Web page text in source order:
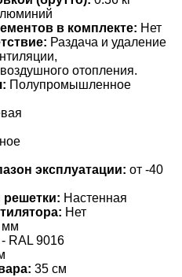
в комплекте: Нет
Раздача и удаление
отопления.
Полупромышленное
эксплуатации: от -40
решетки: Настенная
Нет
мм
RAL 9016
35 см